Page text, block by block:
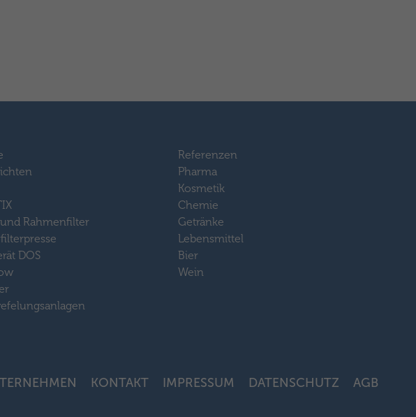
Rahmenfilter
DOS
Referenzen
Pharma
Kosmetik
Chemie
Getränke
Lebensmittel
Bier
Wein
KONTAKT IMPRESSUM DATENSCHUTZ AGB